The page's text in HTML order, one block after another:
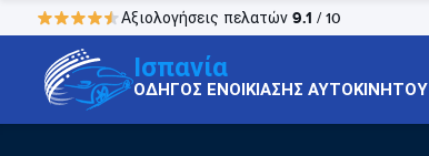
Αξιολογήσεις πελατών 9.1 / 10
Ισπανία
ΟΔΗΓΟΣ ΕΝΟΙΚΙΑΣΗΣ ΑΥΤΟΚΙΝΗΤΟΥ